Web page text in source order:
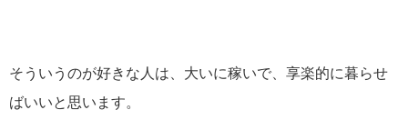
そういうのが好きな人は、大いに稼いで、享楽的に暮らせ
ばいいと思います。